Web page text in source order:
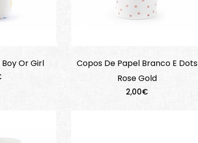
Or Girl
Copos De Papel Branco E Dots
Rose Gold
2,00€